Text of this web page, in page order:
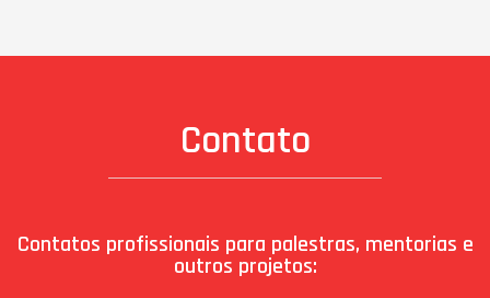
Contato
Contatos profissionais para palestras, mentorias e
outros projetos: